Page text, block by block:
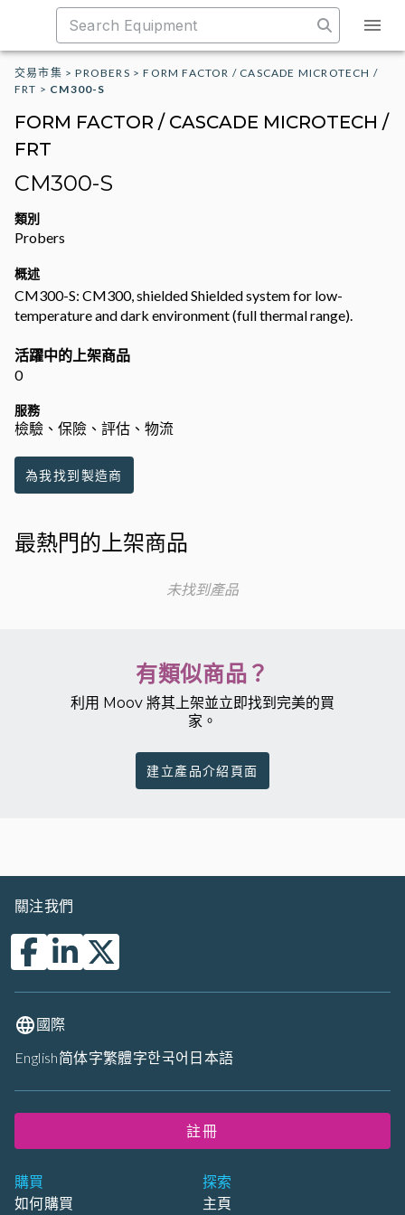
交易市集 >PROBERS >FORM FACTOR / CASCADE MICROTECH /
FRT > CM300-S
FORM FACTOR / CASCADE MICROTECH /
FRT
CM300-S
類別
Probers
概述
CM300-S: CM300, shielded Shielded system for low-
temperature and dark environment (full thermal range).
活躍中的上架商品
0
服務
檢驗、保險、評估、物流
為我找到製造商
最熱門的上架商品
未找到產品
有類似商品？
利用 Moov 將其上架並立即找到完美的買
家。
建立產品介紹頁面
購買
如何購買
探索
主頁
關注我們
國際
English简体字繁體字한국어 日本語
註冊